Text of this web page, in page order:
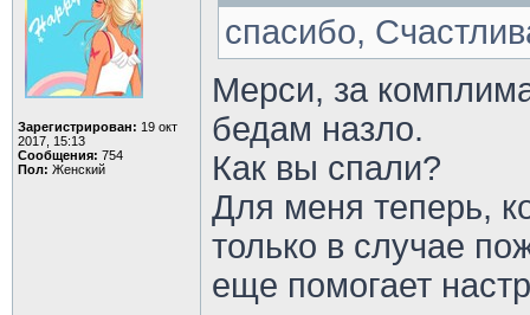
Зарегистрирован: 19 окт
2017, 15:13
Сообщения: 754
Пол: Женский
спасибо,
Мерси, за
бедам назло.
Как вы спали?
Для меня теперь,
только в случае
еще помогает